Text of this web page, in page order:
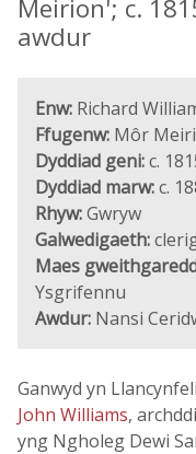
Meirion'; c.
awdur
Enw: Richard
Ffugenw: Môr
Dyddiad geni:c.
Dyddiad marw:c.
Rhyw:Gwryw
Galwedigaeth:
Maes
Ysgrifennu
Awdur: Nansi
Ganwyd yn
John Williams,
yng Ngholeg Dewi